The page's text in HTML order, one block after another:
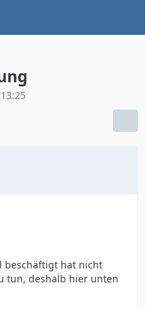
beschäftigt hat nicht
tun, deshalb hier unten